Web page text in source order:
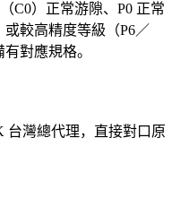
C0）正常游隙、P0 正常
較高精度等級（P6／
對應規格。
台灣總代理，直接對口原